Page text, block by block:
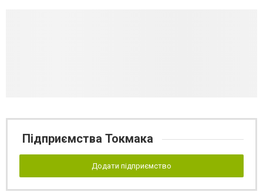
Підприємства Токмака
Додати підприємство